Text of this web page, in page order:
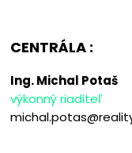
CENTRÁLA :
Ing. Michal Potaš
výkonný riaditeľ